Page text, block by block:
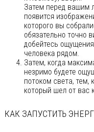
Затем перед вашим
появится
которого вы
обязательно точно
добейтесь
человека рядом.
Затем, когда
незримо будете
потоком света, тем,
который шел от вас
КАК ЗАПУСТИТЬ